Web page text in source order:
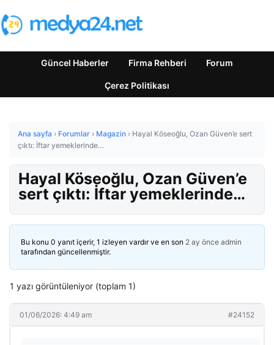
Güncel Haberler Firma Rehberi Forum
Çerez Politikası
Ana sayfa › Forumlar › Magazin › Hayal Köseoğlu, Ozan Güven’e sert
çıktı: İftar yemeklerinde…
Hayal Köseoğlu, Ozan Güven’e
sert çıktı: İftar yemeklerinde…
Bu konu 0 yanıt içerir, 1 izleyen vardır ve en son 2 ay önce admin
tarafından güncellenmiştir.
1 yazı görüntüleniyor (toplam 1)
01/06/2026: 4:49 am #24152